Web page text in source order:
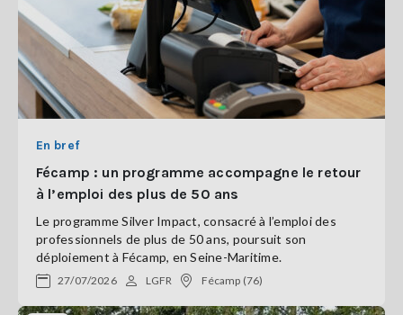
En bref
Fécamp : un programme accompagne le retour
à l’emploi des plus de 50 ans
Le programme Silver Impact, consacré à l’emploi des
professionnels de plus de 50 ans, poursuit son
déploiement à Fécamp, en Seine-Maritime.
27/07/2026 LGFR Fécamp (76)